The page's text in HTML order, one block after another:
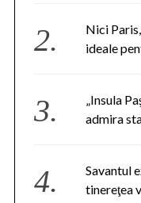
Nici
ideale
„Insula
admira
Savantul
tinereţea